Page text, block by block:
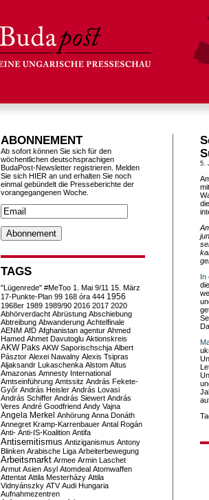
5.
In
ABONNEMENT
Ab sofort können Sie sich für den
wöchentlichen deutschsprachigen
BudaPost-Newsletter registrieren. Melden
Sie sich HIER an und erhalten Sie noch
einmal gebündelt die Presseberichte der
vorangegangenen Woche.
TAGS
"Lügenrede" #MeToo 1. Mai 9/11 15. März
17-Punkte-Plan 99 168 óra 444 1956
1968er 1989 1989/90 2016 2017 2020
Abhörverdacht Abrüstung Abschiebung
Abtreibung Abwanderung Achtelfinale
AENM AfD Afghanistan agentur Ahmed
Hamed Ahmet Davutoglu Aktionskreis
AKW Paks AKW Saporischschja Albert
Pásztor Alexei Nawalny Alexis Tsipras
Aljaksandr Lukaschenka Alstom Altus
Amazonas Amnesty International
Amtseinführung Amtssitz András Fekete-
Győr András Heisler András Lovasi
András Schiffer András Siewert András
Veres André Goodfriend Andy Vajna
Angela Merkel Anhörung Anna Donáth
Annegret Kramp-Karrenbauer Antal Rogán
Anti- Anti-IS-Koalition Antifa
Antisemitismus Antiziganismus Antony
Blinken Arabische Liga Arbeiterbewegung
Arbeitsmarkt Armee Armin Laschet
Armut Asien Asyl Atomdeal Atomwaffen
Attentat Attila Mesterházy Attila
Vidnyánszky ATV Audi Hungaria
Aufnahmezentren